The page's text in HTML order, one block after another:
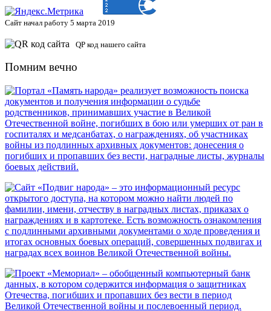
Сайт начал работу 5 марта 2019
QP код нашего сайта
Помним вечно